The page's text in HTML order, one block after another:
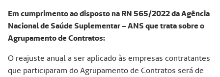
Em cumprimento ao disposto na RN 565/2022 da Agência
Nacional de Saúde Suplementar – ANS que trata sobre o
Agrupamento de Contratos:
O reajuste anual a ser aplicado às empresas contratantes
que participaram do Agrupamento de Contratos será de